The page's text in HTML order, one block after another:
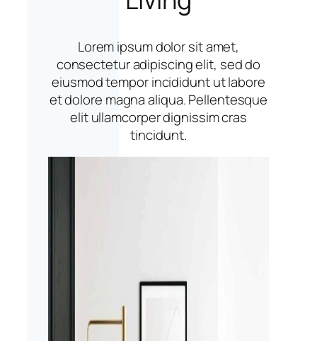
Lorem ipsum dolor sit amet,
consectetur adipiscing elit, sed do
eiusmod tempor incididunt ut labore
et dolore magna aliqua. Pellentesque
elit ullamcorper dignissim cras
tincidunt.